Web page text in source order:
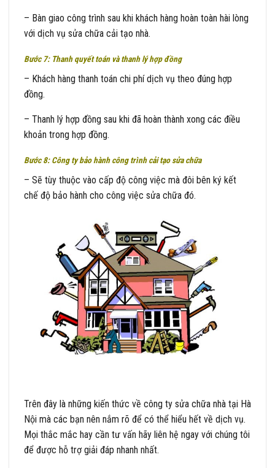
– Bàn giao công trình sau khi khách hàng hoàn toàn hài lòng
với dịch vụ sửa chữa cải tạo nhà.
Bước 7: Thanh quyết toán và thanh lý hợp đồng
– Khách hàng thanh toán chi phí dịch vụ theo đúng hợp
đồng.
– Thanh lý hợp đồng sau khi đã hoàn thành xong các điều
khoản trong hợp đồng.
Bước 8: Công ty bảo hành công trìnhcải tạo sửa chữa
– Sẽ tùy thuộc vào cấp độ công việc mà đôi bên ký kết
chế độ bảo hành cho công việc sửa chữa đó.
Trên đây là những kiến thức về công ty sửa chữa nhà tại Hà
Nội mà các bạn nên nắm rõ để có thể hiểu hết về dịch vụ.
Mọi thắc mắc hay cần tư vấn hãy liên hệ ngay với chúng tôi
để được hỗ trợ giải đáp nhanh nhất.